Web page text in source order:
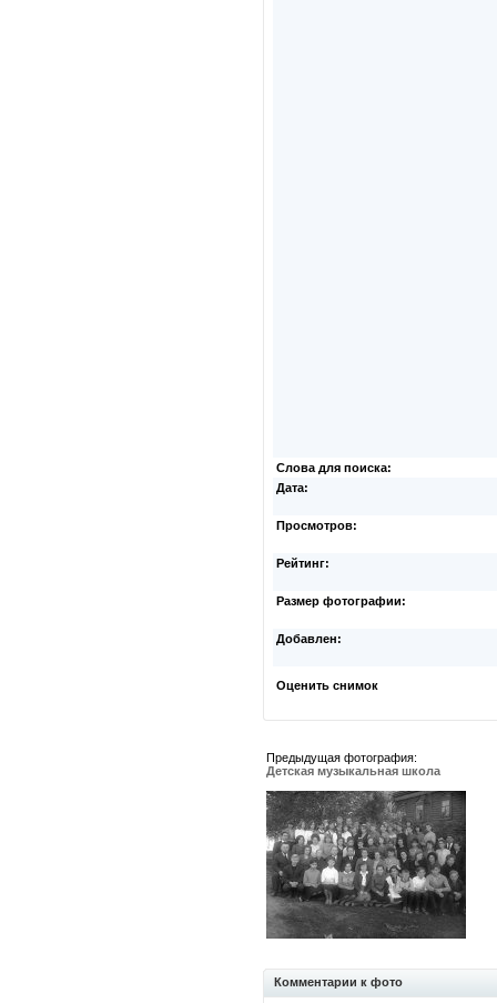
Слова для поиска:
Дата:
Просмотров:
Рейтинг:
Размер фотографии:
Добавлен:
Оценить снимок
Предыдущая фотография:
Детская музыкальная школа
Комментарии к фото